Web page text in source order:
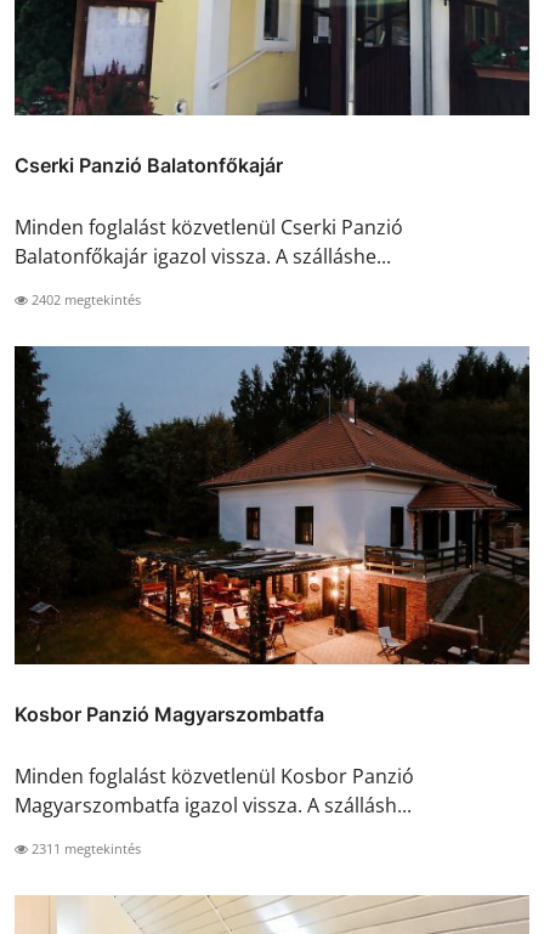
Cserki Panzió Balatonfőkajár
Minden foglalást közvetlenül Cserki Panzió
Balatonfőkajár igazol vissza. A szálláshe...
2402 megtekintés
Kosbor Panzió Magyarszombatfa
Minden foglalást közvetlenül Kosbor Panzió
Magyarszombatfa igazol vissza. A szállásh...
2311 megtekintés